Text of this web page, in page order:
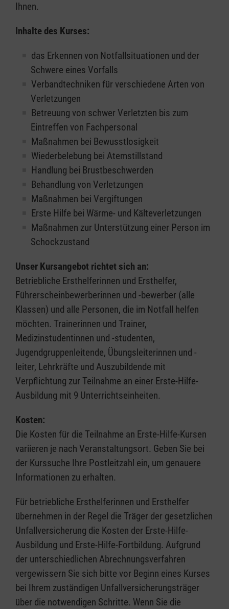
Ihnen.
Inhalte des Kurses:
das Erkennen von Notfallsituationen und der
Schwere eines Vorfalls
Verbandtechniken für verschiedene Arten von
Verletzungen
Betreuung von schwer Verletzten bis zum
Eintreffen von Fachpersonal
Maßnahmen bei Bewusstlosigkeit
Wiederbelebung bei Atemstillstand
Handlung bei Brustbeschwerden
Behandlung von Verletzungen
Maßnahmen bei Vergiftungen
Erste Hilfe bei Wärme- und Kälteverletzungen
Maßnahmen zur Unterstützung einer Person im
Schockzustand
Unser Kursangebot richtet sich an:
Betriebliche Ersthelferinnen und Ersthelfer,
Führerscheinbewerberinnen und -bewerber (alle
Klassen) und alle Personen, die im Notfall helfen
möchten. Trainerinnen und Trainer,
Medizinstudentinnen und -studenten,
Jugendgruppenleitende, Übungsleiterinnen und -
leiter, Lehrkräfte und Auszubildende mit
Verpflichtung zur Teilnahme an einer Erste-Hilfe-
Ausbildung mit 9 Unterrichtseinheiten.
Kosten:
Die Kosten für die Teilnahme an Erste-Hilfe-Kursen
variieren je nach Veranstaltungsort. Geben Sie bei
der Kurssuche Ihre Postleitzahl ein, um genauere
Informationen zu erhalten.
Für betriebliche Ersthelferinnen und Ersthelfer
übernehmen in der Regel die Träger der gesetzlichen
Unfallversicherung die Kosten der Erste-Hilfe-
Ausbildung und Erste-Hilfe-Fortbildung. Aufgrund
der unterschiedlichen Abrechnungsverfahren
vergewissern Sie sich bitte vor Beginn eines Kurses
bei Ihrem zuständigen Unfallversicherungsträger
über die notwendigen Schritte. Wenn Sie die